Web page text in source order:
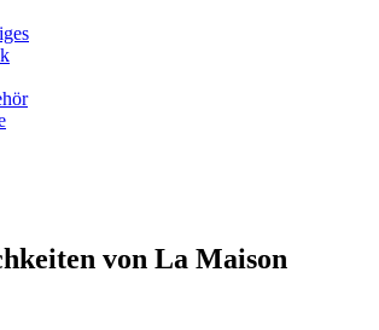
von La Maison